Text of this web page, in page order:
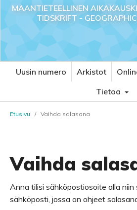
MAANTIETEELLINEN
TIDSKRIFT -
Uusin numero Arkistot
Tietoa
Etusivu / Vaihda salasana
Vaihda
Anna tilisi sähköpostiosoite alla niin
sähköposti, jossa on ohjeet